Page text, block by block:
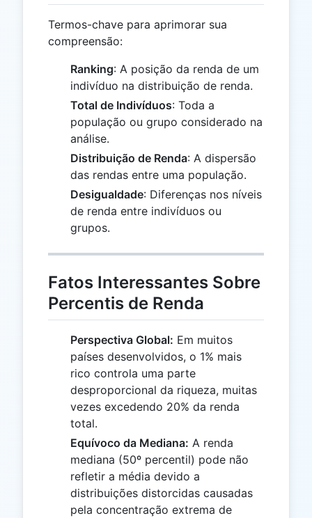
Termos-chave para aprimorar sua
compreensão:
Ranking: A posição da renda de um
indivíduo na distribuição de renda.
Total de Indivíduos: Toda a
população ou grupo considerado na
análise.
Distribuição de Renda: A dispersão
das rendas entre uma população.
Desigualdade: Diferenças nos níveis
de renda entre indivíduos ou
grupos.
Fatos Interessantes Sobre
Percentis de Renda
Perspectiva Global: Em muitos
países desenvolvidos, o 1% mais
rico controla uma parte
desproporcional da riqueza, muitas
vezes excedendo 20% da renda
total.
Equívoco da Mediana: A renda
mediana (50º percentil) pode não
refletir a média devido a
distribuições distorcidas causadas
pela concentração extrema de